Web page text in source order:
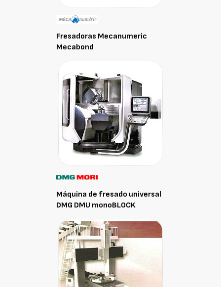
Fresadoras Mecanumeric
Mecabond
Máquina de fresado universal
DMG DMU monoBLOCK